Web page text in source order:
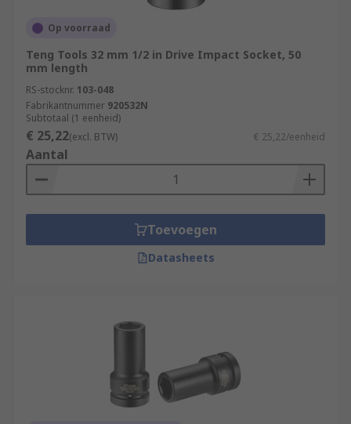
Op voorraad
Teng Tools 32 mm 1/2 in Drive Impact Socket, 50
mm length
RS-stocknr. 103-048
Fabrikantnummer 920532N
Subtotaal (1 eenheid)
€ 25,22(excl. BTW) € 25,22/eenheid
Aantal
Toevoegen
Datasheets